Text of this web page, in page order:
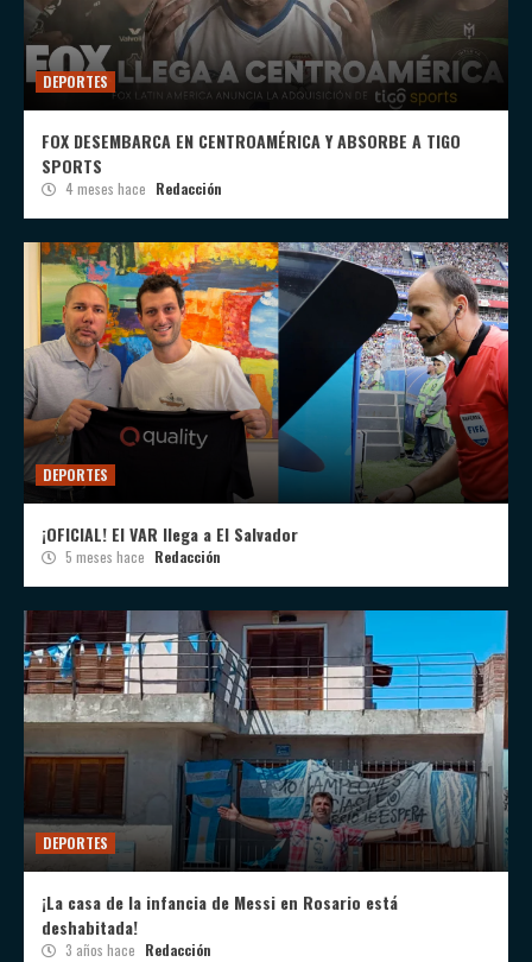
DEPORTES
FOX DESEMBARCA EN CENTROAMÉRICA Y ABSORBE A TIGO
SPORTS
4 meses hace Redacción
DEPORTES
¡OFICIAL! El VAR llega a El Salvador
5 meses hace Redacción
DEPORTES
¡La casa de la infancia de Messi en Rosario está
deshabitada!
3 años hace Redacción